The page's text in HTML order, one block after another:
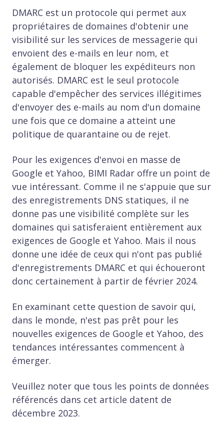
DMARC est un protocole qui permet aux
propriétaires de domaines d'obtenir une
visibilité sur les services de messagerie qui
envoient des e-mails en leur nom, et
également de bloquer les expéditeurs non
autorisés. DMARC est le seul protocole
capable d'empêcher des services illégitimes
d'envoyer des e-mails au nom d'un domaine
une fois que ce domaine a atteint une
politique de quarantaine ou de rejet.
Pour les exigences d'envoi en masse de
Google et Yahoo, BIMI Radar offre un point de
vue intéressant. Comme il ne s'appuie que sur
des enregistrements DNS statiques, il ne
donne pas une visibilité complète sur les
domaines qui satisferaient entièrement aux
exigences de Google et Yahoo. Mais il nous
donne une idée de ceux qui n'ont pas publié
d'enregistrements DMARC et qui échoueront
donc certainement à partir de février 2024.
En examinant cette question de savoir qui,
dans le monde, n'est pas prêt pour les
nouvelles exigences de Google et Yahoo, des
tendances intéressantes commencent à
émerger.
Veuillez noter que tous les points de données
référencés dans cet article datent de
décembre 2023.